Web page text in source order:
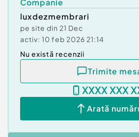
Companie
luxdezmembrari
pe site din 21 Dec
activ: 10 feb 2026 21:14
Nu există recenzii
Trimite
XXXX XXX
Arată